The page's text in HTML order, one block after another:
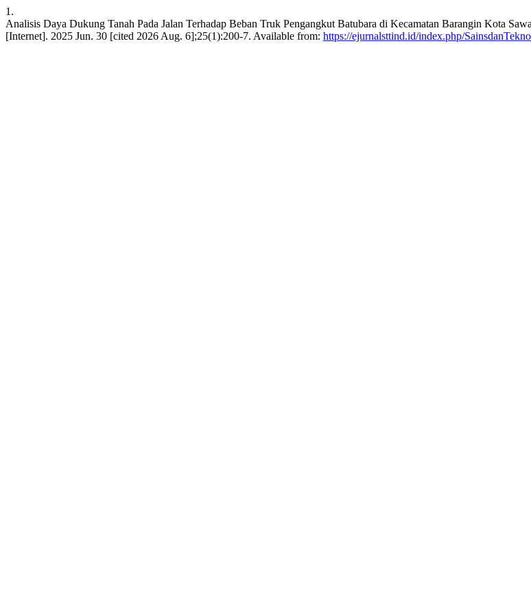
1.
Analisis Daya Dukung Tanah Pada Jalan Terhadap Beban Truk Pengangkut Batubara di Kecamatan Barangin Kota
[Internet]. 2025 Jun. 30 [cited 2026 Aug. 6];25(1):200-7. Available from: https://ejurnalsttind.id/index.php/